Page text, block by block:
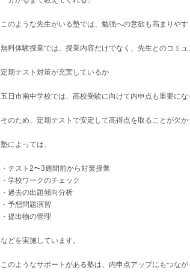
このような先生がいる塾では、勉強への意欲も高まりやす
無料体験授業では、授業内容だけでなく、先生とのコミ
定期テスト対策が充実しているか
五日市南中学校では、高校受験に向けて内申点も重要にな
そのため、定期テストで安定して高得点を取ることが欠か
塾によっては、
・テスト2〜3週間前から対策授業
・学校ワークのチェック
・過去の出題傾向分析
・予想問題演習
・提出物の管理
などを実施しています。
このようなサポートがある塾は、内申点アップにもつなが